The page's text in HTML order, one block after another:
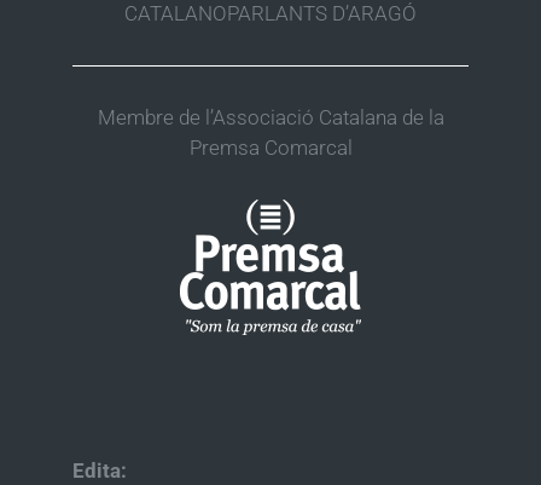
CATALANOPARLANTS D’ARAGÓ
Membre de l’Associació Catalana de la
Premsa Comarcal
Edita: